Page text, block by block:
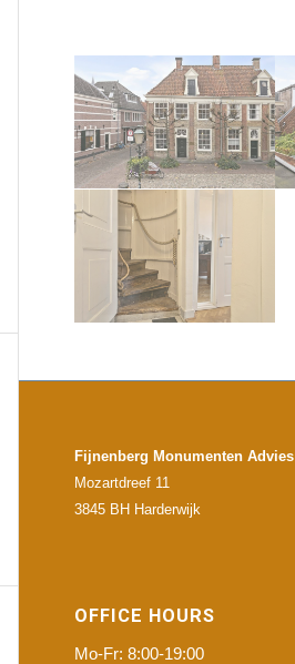
Fijnenberg Monumenten Advies
Mozartdreef 11
3845 BH Harderwijk
OFFICE HOURS
Mo-Fr: 8:00-19:00